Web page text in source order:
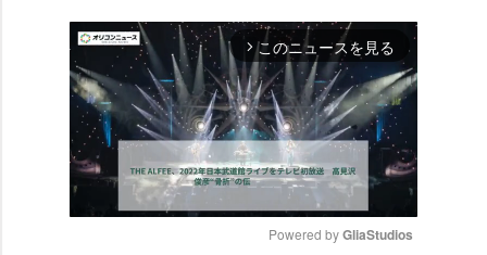
arrow_forward_ios このニュースを見る
Powered by GliaStudios